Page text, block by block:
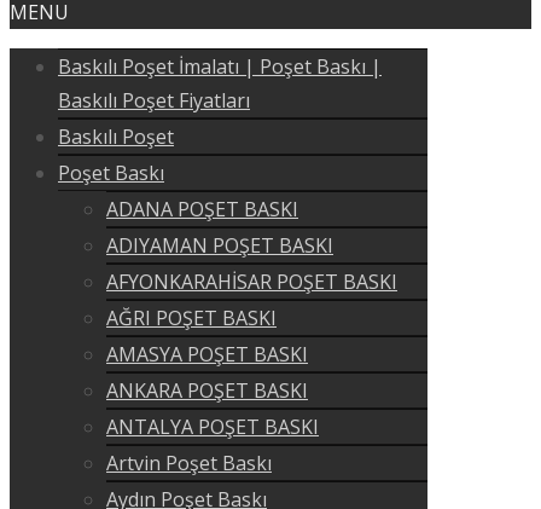
MENU
Baskılı Poşet İmalatı | Poşet Baskı |
Baskılı Poşet Fiyatları
Baskılı Poşet
Poşet Baskı
ADANA POŞET BASKI
ADIYAMAN POŞET BASKI
AFYONKARAHİSAR POŞET BASKI
AĞRI POŞET BASKI
AMASYA POŞET BASKI
ANKARA POŞET BASKI
ANTALYA POŞET BASKI
Artvin Poşet Baskı
Aydın Poşet Baskı